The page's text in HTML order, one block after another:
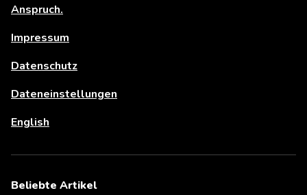
Anspruch.
Impressum
Datenschutz
Dateneinstellungen
English
Beliebte Artikel